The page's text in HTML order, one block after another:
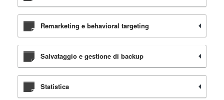
Remarketing e behavioral targeting
Salvataggio e gestione di backup
Statistica